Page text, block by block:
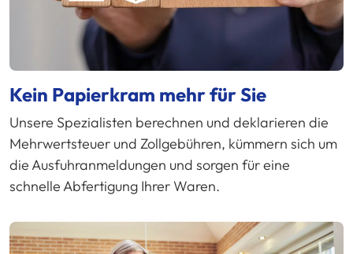
Kein Papierkram mehr für Sie
Unsere Spezialisten berechnen und deklarieren die
Mehrwertsteuer und Zollgebühren, kümmern sich um
die Ausfuhranmeldungen und sorgen für eine
schnelle Abfertigung Ihrer Waren.